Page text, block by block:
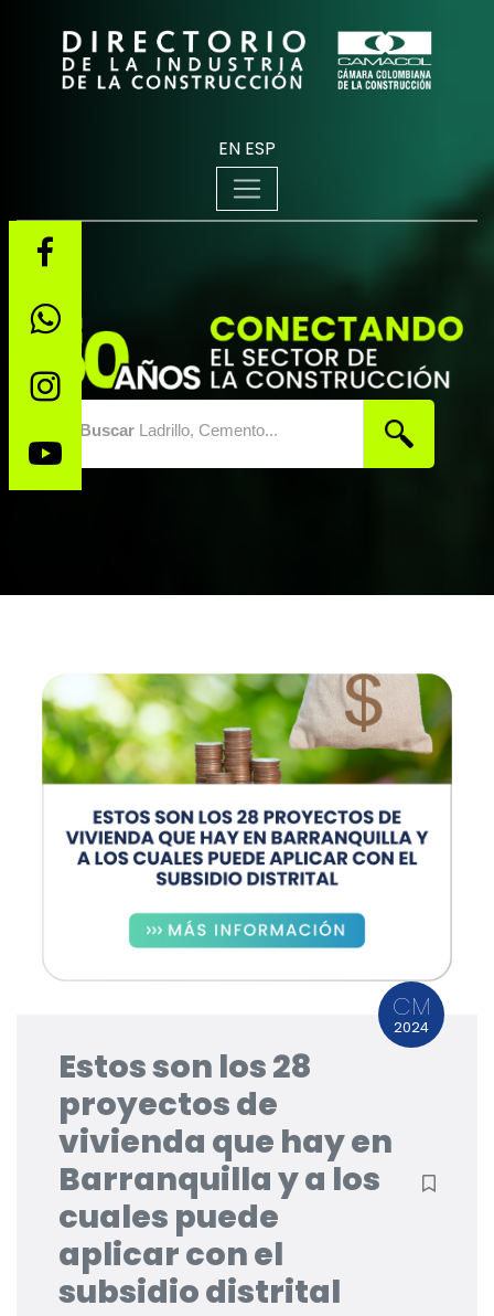
EN ESP
BuscarLadrillo, Cemento...
CM
2024
Estos son los 28
proyectos de
vivienda que hay en
Barranquilla y a los
cuales puede
aplicar con el
subsidio distrital